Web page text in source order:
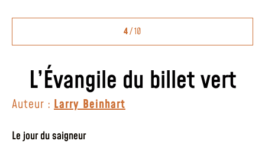
4/ 10
L’Évangile du billet vert
Auteur : Larry Beinhart
Le jour du saigneur